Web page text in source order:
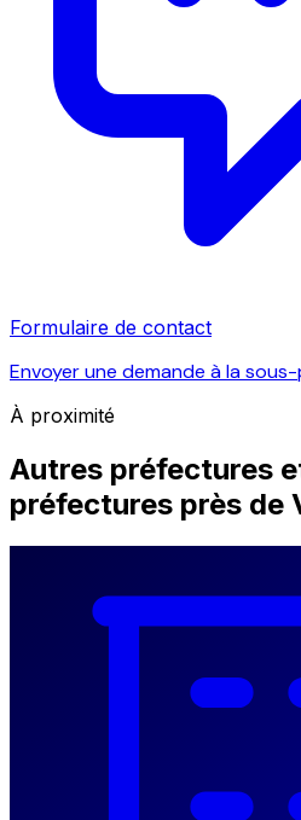
Formulaire de contact
Envoyer une demande à la
À proximité
Autres préfectures
préfectures près de